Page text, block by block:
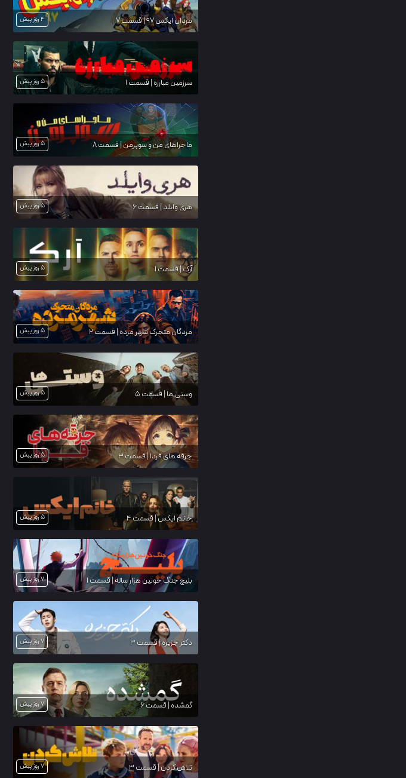
مردان ایکس ۹۷ | قسمت 7 4 روز پیش
سرزمین مبارزه | قسمت 1 5 روز پیش
ماجراهای من و سوپرمن | قسمت 8 5 روز پیش
هری وایلد | قسمت 6 5 روز پیش
آرک | قسمت 1 5 روز پیش
مردگان متحرک شهر مرده | قسمت 2 5 روز پیش
وستی ها | قسمت 5 5 روز پیش
جرقه های فردا | قسمت 3 5 روز پیش
خانم ایکس | قسمت 4 5 روز پیش
بلیچ جنگ خونین هزار ساله | قسمت 1 7 روز پیش
دکتر جزیره | قسمت 3 7 روز پیش
گمشده | قسمت 6 7 روز پیش
تلاش کردن | قسمت 3 7 روز پیش